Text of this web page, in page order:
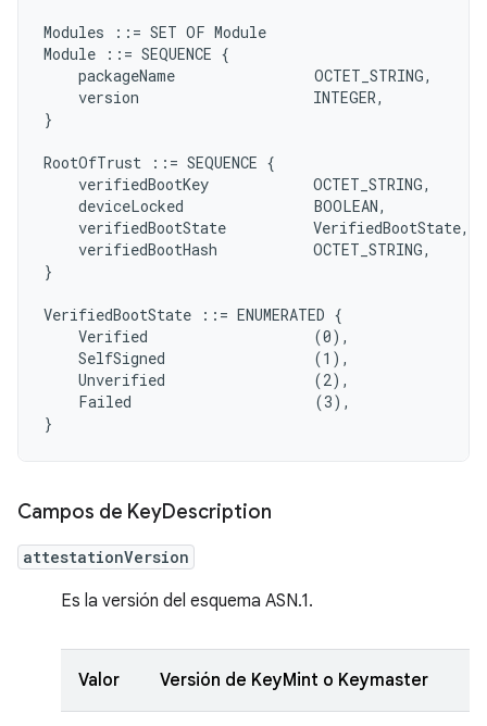
Modules ::= SET OF Module
Module ::= SEQUENCE {
    packageName                OCTET_STRING,
    version                    INTEGER,
}
RootOfTrust ::= SEQUENCE {
    verifiedBootKey            OCTET_STRING,
    deviceLocked               BOOLEAN,
    verifiedBootState          VerifiedBootState,
    verifiedBootHash           OCTET_STRING,
}
VerifiedBootState ::= ENUMERATED {
    Verified                   (0),
    SelfSigned                 (1),
    Unverified                 (2),
    Failed                     (3),
Campos de KeyDescription
attestationVersion
Es la versión del esquema ASN.1.
Valor Versión de KeyMint o Keymaster